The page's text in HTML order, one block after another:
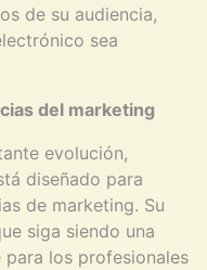
de su audiencia,
sea
del marketing
evolución,
diseñado para
de marketing. Su
siga siendo una
los profesionales